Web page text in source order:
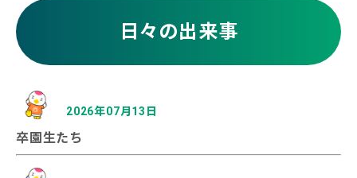
日々の出来事
2026年07月13日
卒園生たち